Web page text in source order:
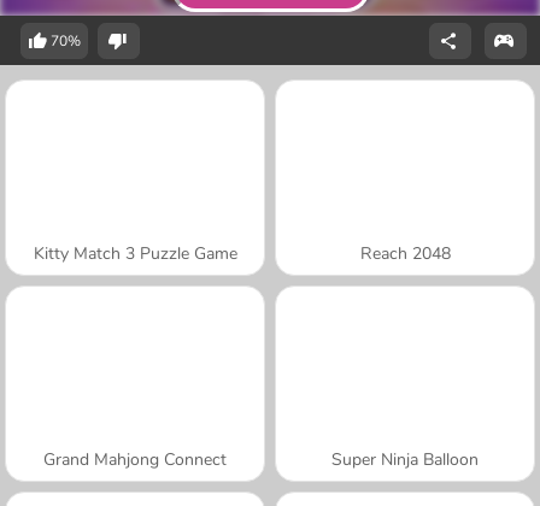
70%
Kitty Match 3 Puzzle Game Reach 2048
Grand Mahjong Connect Super Ninja Balloon